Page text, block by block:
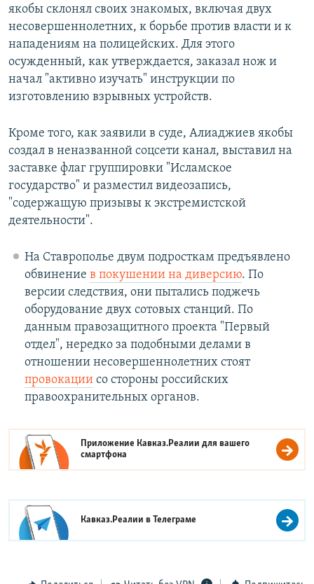
якобы склонял своих знакомых, включая двух
несовершеннолетних, к борьбе против власти и к
нападениям на полицейских. Для этого
осужденный, как утверждается, заказал нож и
начал "активно изучать" инструкции по
изготовлению взрывных устройств.
Кроме того, как заявили в суде, Алиаджиев якобы
создал в неназванной соцсети канал, выставил на
заставке флаг группировки "Исламское
государство" и разместил видеозапись,
"содержащую призывы к экстремистской
деятельности".
На Ставрополье двум подросткам предъявлено
обвинение в покушении на диверсию. По
версии следствия, они пытались поджечь
оборудование двух сотовых станций. По
данным правозащитного проекта "Первый
отдел", нередко за подобными делами в
отношении несовершеннолетних стоят
провокациисо стороны российских
правоохранительных органов.
Приложение Кавказ.Реалии для вашего
смартфона
Кавказ.Реалии вТелеграме